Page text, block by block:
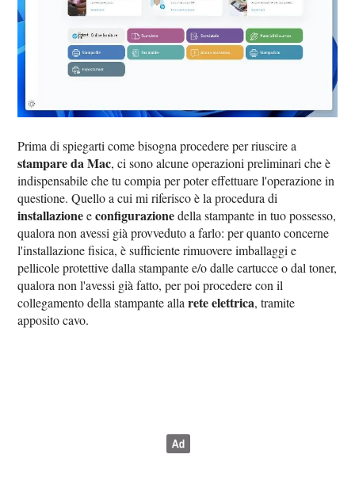
Prima di spiegarti come bisogna procedere per riuscire a
stampare da Mac, ci sono alcune operazioni preliminari che è
indispensabile che tu compia per poter effettuare l'operazione in
questione. Quello a cui mi riferisco è la procedura di
installazioneeconfigurazionedella stampante in tuo possesso,
qualora non avessi già provveduto a farlo: per quanto concerne
l'installazione fisica, è sufficiente rimuovere imballaggi e
pellicole protettive dalla stampante e/o dalle cartucce o dal toner,
qualora non l'avessi già fatto, per poi procedere con il
collegamento della stampante allarete elettrica, tramite
apposito cavo.